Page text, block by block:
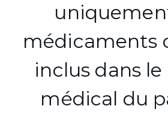
médicaments
inclus dans le
médical du